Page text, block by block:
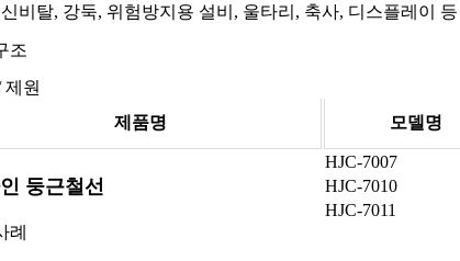
신비탈, 강둑, 위험방지용 설비, 울타리, 축사, 디스플레이 등
조
제원
제품명
모델명
둥근철선
HJC-7007
HJC-7010
HJC-7011
례